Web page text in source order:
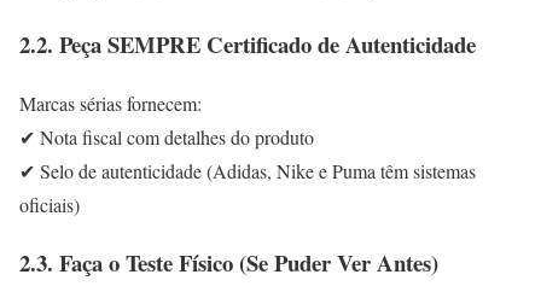
2.2. Peça SEMPRE Certificado de Autenticidade
Marcas sérias fornecem:
✔ Nota fiscal com detalhes do produto
✔ Selo de autenticidade (Adidas, Nike e Puma têm sistemas
oficiais)
2.3. Faça o Teste Físico (Se Puder Ver Antes)